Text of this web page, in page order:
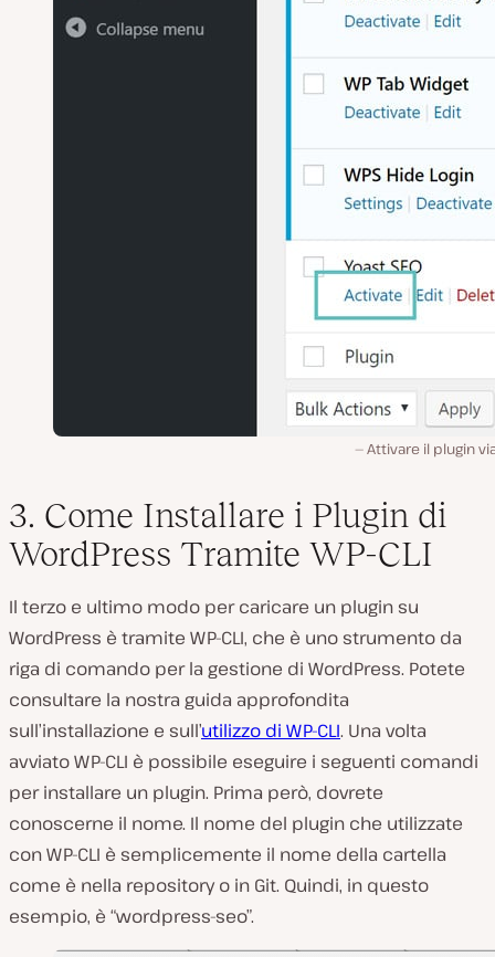
Attivare il plugin via
3. Come Installare i Plugin di
WordPress Tramite WP-CLI
Il terzo e ultimo modo per caricare un plugin su
WordPress è tramite WP-CLI, che è uno strumento da
riga di comando per la gestione di WordPress. Potete
consultare la nostra guida approfondita
sull’installazione e sull’utilizzo di WP-CLI. Una volta
avviato WP-CLI è possibile eseguire i seguenti comandi
per installare un plugin. Prima però, dovrete
conoscerne il nome. Il nome del plugin che utilizzate
con WP-CLI è semplicemente il nome della cartella
come è nella repository o in Git. Quindi, in questo
esempio, è “wordpress-seo”.